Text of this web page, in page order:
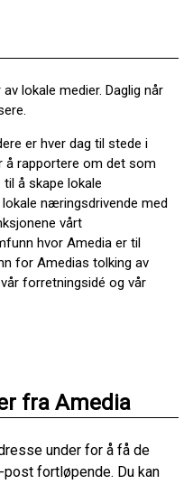
lokale medier. Daglig når
er hver dag til stede i
å rapportere om det som
å skape lokale
næringsdrivende med
vårt
hvor Amedia er til
for Amedias tolking av
forretningsidé og vår
fra Amedia
under for å få de
fortløpende. Du kan